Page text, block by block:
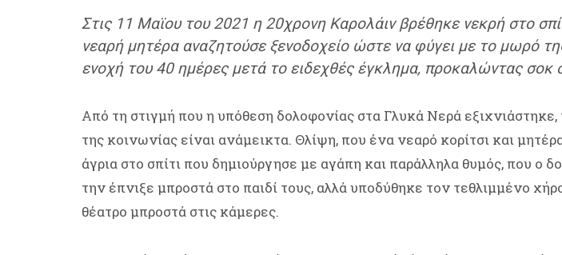
Στις 11 Μαϊου του 2021 η 20χρονη Καρολάιν βρέθηκε νεκρή στο
νεαρή μητέρα αναζητούσε ξενοδοχείο ώστε να φύγει με το μωρό
ενοχή του 40 ημέρες μετά το ειδεχθές έγκλημα, προκαλώντας σοκ
Από τη στιγμή που η υπόθεση δολοφονίας στα Γλυκά Νερά εξιχνιάστηκε,
της κοινωνίας είναι ανάμεικτα. Θλίψη, που ένα νεαρό κορίτσι και
άγρια στο σπίτι που δημιούργησε με αγάπη και παράλληλα θυμός, που ο
την έπνιξε μπροστά στο παιδί τους, αλλά υποδύθηκε τον τεθλιμμένο
θέατρο μπροστά στις κάμερες.